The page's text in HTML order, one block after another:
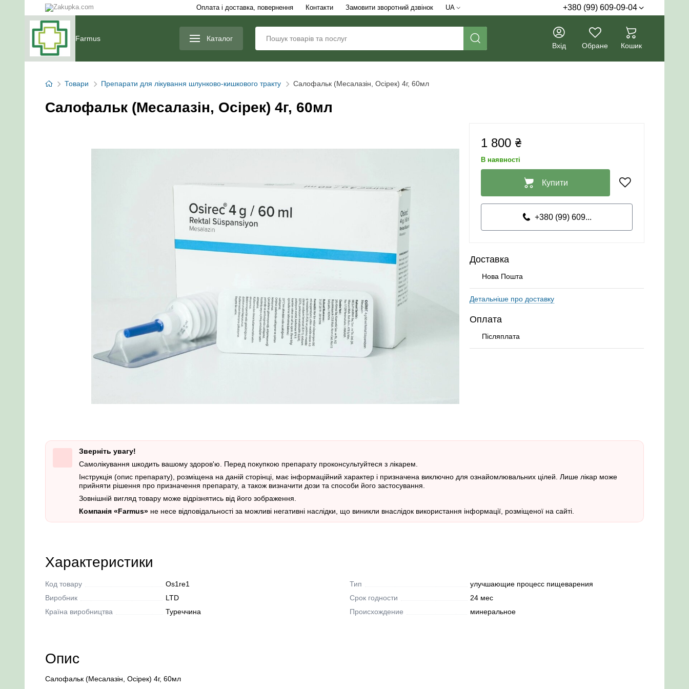
Оплата і доставка, повернення Контакти Замовити зворотний дзвінок UA +380 (99) 609-09-04
Farmus
Каталог
Вхід
Обране Кошик
Товари Препарати для лікування шлунково-кишкового тракту Салофальк (Месалазін, Осірек) 4г, 60мл
Салофальк (Месалазін, Осірек) 4г, 60мл
1 800 ₴
В наявності
Купити
+380 (99) 609...
Доставка
Нова Пошта
Детальніше про доставку
Оплата
Післяплата
Зверніть увагу!
Самолікування шкодить вашому здоров'ю. Перед покупкою препарату проконсультуйтеся з лікарем.
Інструкція (опис препарату), розміщена на даній сторінці, має інформаційний характер і призначена виключно для ознайомлювальних цілей. Лише лікар може
прийняти рішення про призначення препарату, а також визначити дози та способи його застосування.
Зовнішній вигляд товару може відрізнятись від його зображення.
Компанія «Farmus» не несе відповідальності за можливі негативні наслідки, що виникли внаслідок використання інформації, розміщеної на сайті.
Характеристики
Код товару
Os1re1
Виробник
LTD
Країна виробництва
Туреччина
Тип
улучшающие процесс пищеварения
Срок годности
24 мес
Происхождение
минеральное
Опис
Салофальк (Месалазін, Осірек) 4г, 60мл